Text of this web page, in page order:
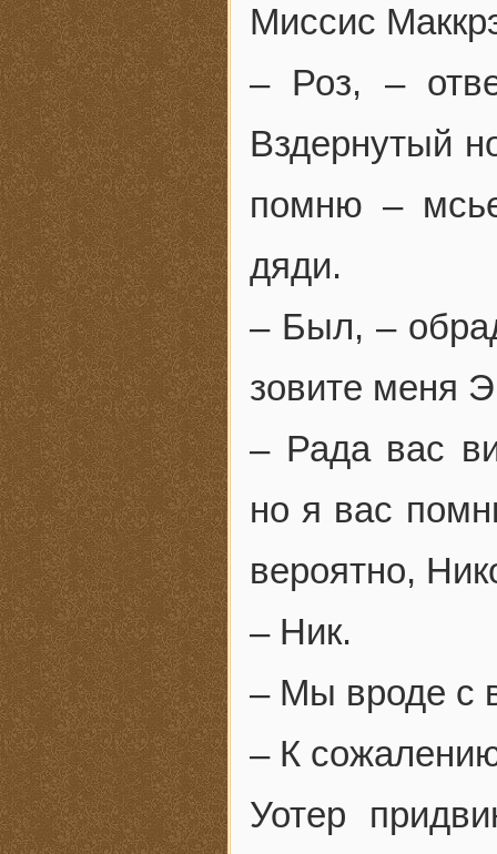
Миссис
– Роз, –
Вздернутый
помню –
дяди.
– Был, –
зовите меня
– Рада вас
но я вас
вероятно,
– Ник.
– Мы вроде с
– К
Уотер